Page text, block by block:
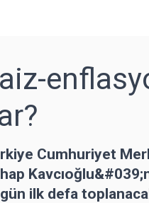
Cumhuriyet
ilk defa